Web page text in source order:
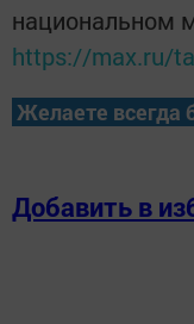
национальном
https://max.ru/
Желаете всегда
Добавить в